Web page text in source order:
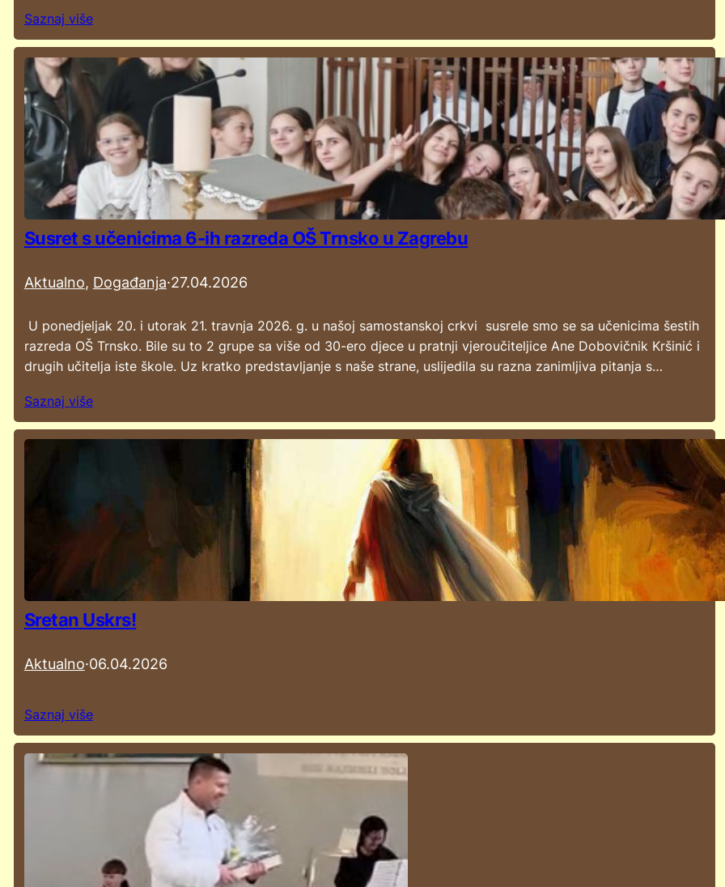
Saznaj više
Susret s učenicima 6-ih razreda OŠ Trnsko u Zagrebu
Aktualno, Događanja·27.04.2026
U ponedjeljak 20. i utorak 21. travnja 2026. g. u našoj samostanskoj crkvi susrele smo se sa učenicima šestih
razreda OŠ Trnsko. Bile su to 2 grupe sa više od 30-ero djece u pratnji vjeroučiteljice Ane Dobovičnik Kršinić i
drugih učitelja iste škole. Uz kratko predstavljanje s naše strane, uslijedila su razna zanimljiva pitanja s…
Saznaj više
Sretan Uskrs!
Aktualno·06.04.2026
Saznaj više